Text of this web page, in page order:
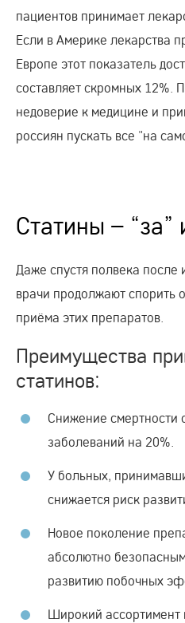
пациентов принимает
Если в Америке лекарства
Европе этот показатель
составляет скромных 12%.
недоверие к медицине и
россиян пускать все "на
Статины – “за”
Даже спустя полвека после
врачи продолжают спорить
приёма этих препаратов.
Преимущества
статинов:
Снижение смертности
заболеваний на 20%.
У больных,
снижается риск
Новое поколение
абсолютно
развитию побочных
Широкий ассортимент